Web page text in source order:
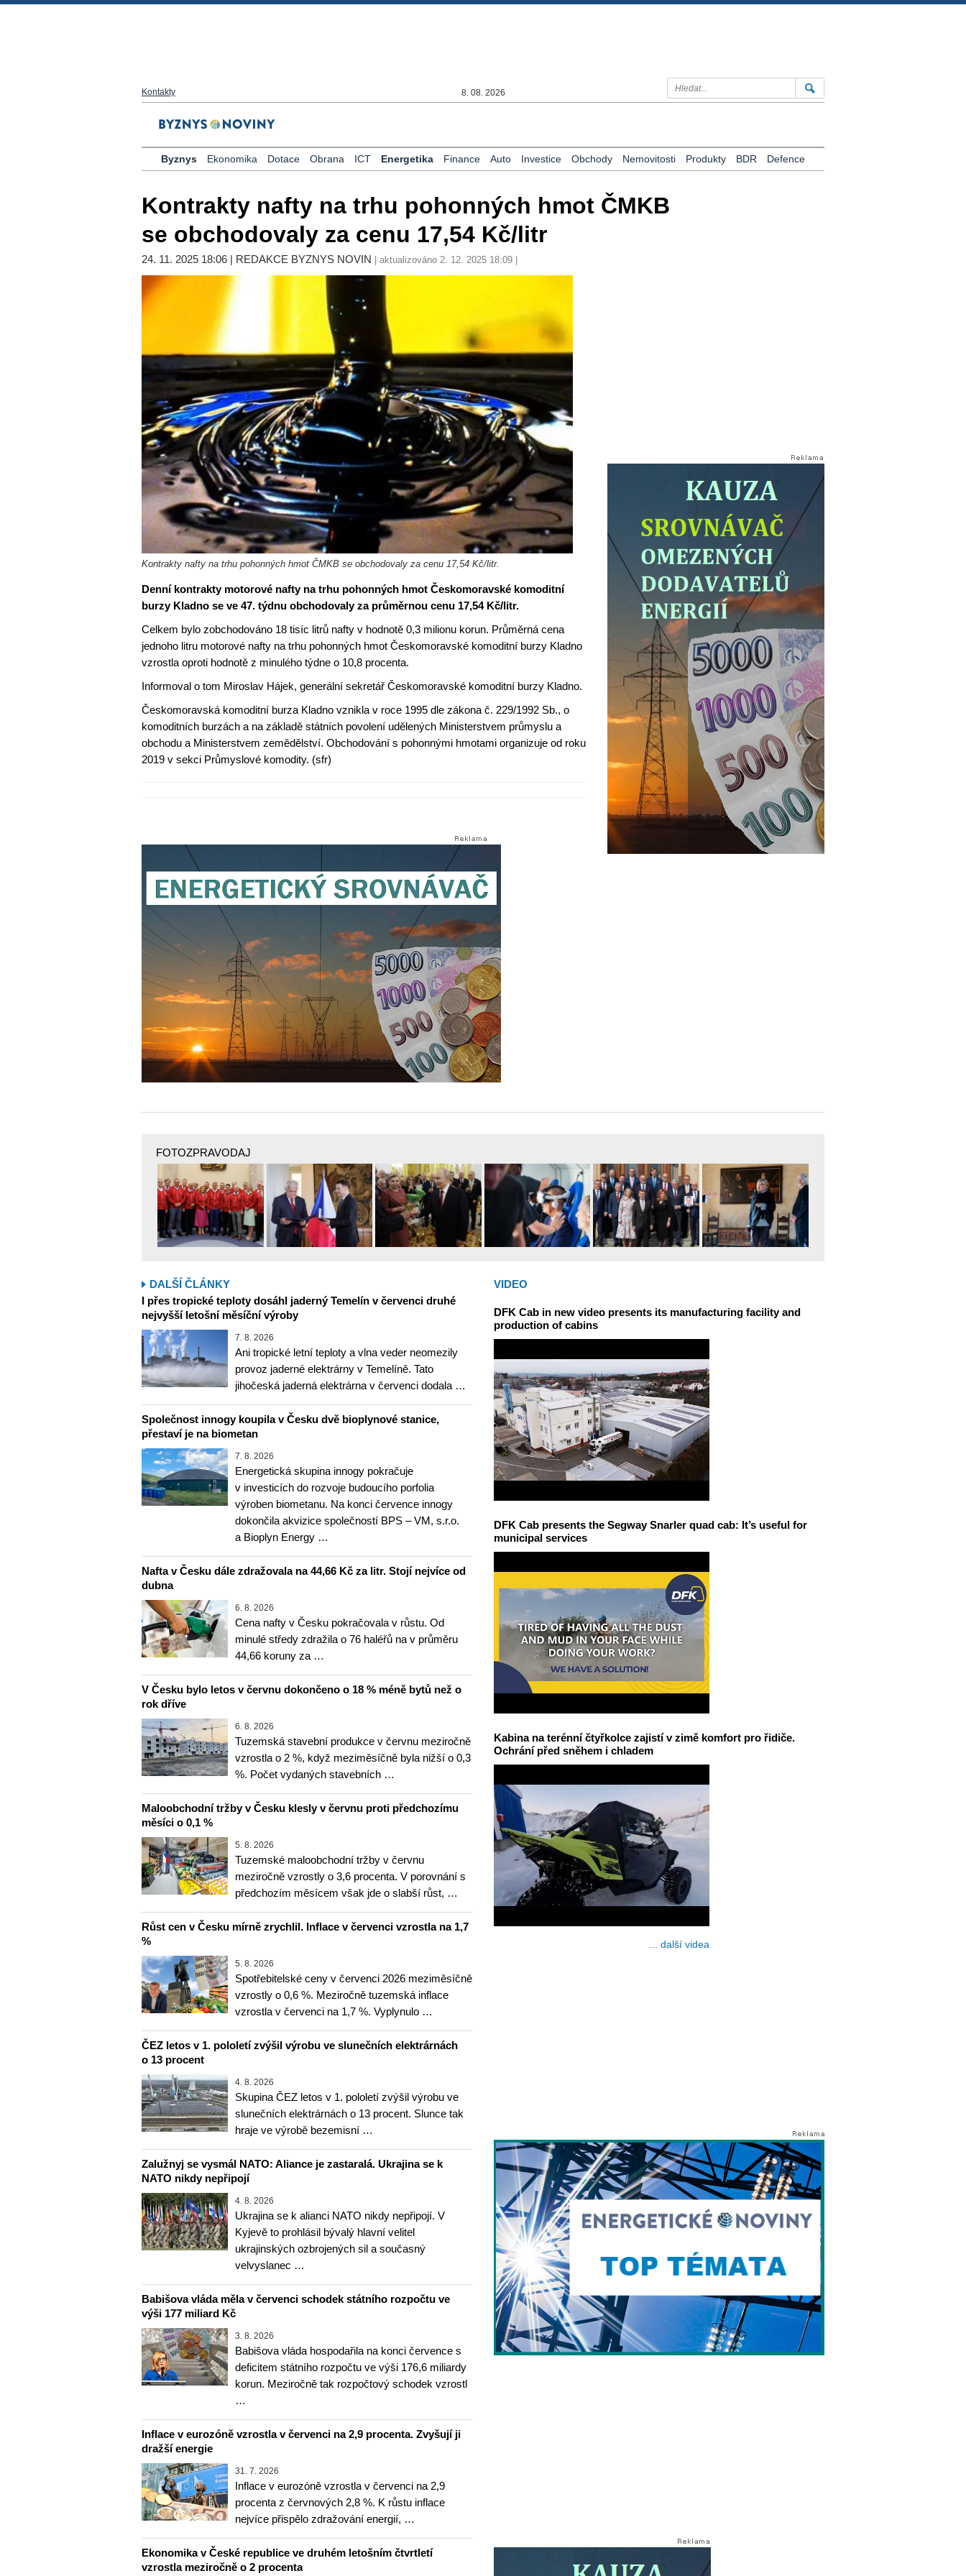
Kontakty 8. 08. 2026
Byznys Ekonomika Dotace Obrana ICT Energetika Finance Auto Investice Obchody Nemovitosti Produkty BDR Defence
Kontrakty nafty na trhu pohonných hmot ČMKB
se obchodovaly za cenu 17,54 Kč/litr
24. 11. 2025 18:06 | REDAKCE BYZNYS NOVIN | aktualizováno 2. 12. 2025 18:09 |
Kontrakty nafty na trhu pohonných hmot ČMKB se obchodovaly za cenu 17,54 Kč/litr.
Denní kontrakty motorové nafty na trhu pohonných hmot Českomoravské komoditní
burzy Kladno se ve 47. týdnu obchodovaly za průměrnou cenu 17,54 Kč/litr.
Celkem bylo zobchodováno 18 tisíc litrů nafty v hodnotě 0,3 milionu korun. Průměrná cena
jednoho litru motorové nafty na trhu pohonných hmot Českomoravské komoditní burzy Kladno
vzrostla oproti hodnotě z minulého týdne o 10,8 procenta.
Informoval o tom Miroslav Hájek, generální sekretář Českomoravské komoditní burzy Kladno.
Českomoravská komoditní burza Kladno vznikla v roce 1995 dle zákona č. 229/1992 Sb., o
komoditních burzách a na základě státních povolení udělených Ministerstvem průmyslu a
obchodu a Ministerstvem zemědělství. Obchodování s pohonnými hmotami organizuje od roku
2019 v sekci Průmyslové komodity. (sfr)
FOTOZPRAVODAJ
DALŠÍ ČLÁNKY
I přes tropické teploty dosáhl jaderný Temelín v červenci druhé
nejvyšší letošní měsíční výroby
7. 8. 2026
Ani tropické letní teploty a vlna veder neomezily
provoz jaderné elektrárny v Temelíně. Tato
jihočeská jaderná elektrárna v červenci dodala …
Společnost innogy koupila v Česku dvě bioplynové stanice,
přestaví je na biometan
7. 8. 2026
Energetická skupina innogy pokračuje
v investicích do rozvoje budoucího porfolia
výroben biometanu. Na konci července innogy
dokončila akvizice společností BPS – VM, s.r.o.
a Bioplyn Energy …
Nafta v Česku dále zdražovala na 44,66 Kč za litr. Stojí nejvíce od
dubna
6. 8. 2026
Cena nafty v Česku pokračovala v růstu. Od
minulé středy zdražila o 76 haléřů na v průměru
44,66 koruny za …
V Česku bylo letos v červnu dokončeno o 18 % méně bytů než o
rok dříve
6. 8. 2026
Tuzemská stavební produkce v červnu meziročně
vzrostla o 2 %, když meziměsíčně byla nižší o 0,3
%. Počet vydaných stavebních …
Maloobchodní tržby v Česku klesly v červnu proti předchozímu
měsíci o 0,1 %
5. 8. 2026
Tuzemské maloobchodní tržby v červnu
meziročně vzrostly o 3,6 procenta. V porovnání s
předchozím měsícem však jde o slabší růst, …
Růst cen v Česku mírně zrychlil. Inflace v červenci vzrostla na 1,7
%
5. 8. 2026
Spotřebitelské ceny v červenci 2026 meziměsíčně
vzrostly o 0,6 %. Meziročně tuzemská inflace
vzrostla v červenci na 1,7 %. Vyplynulo …
ČEZ letos v 1. pololetí zvýšil výrobu ve slunečních elektrárnách
o 13 procent
4. 8. 2026
Skupina ČEZ letos v 1. pololetí zvýšil výrobu ve
slunečních elektrárnách o 13 procent. Slunce tak
hraje ve výrobě bezemisní …
Zalužnyj se vysmál NATO: Aliance je zastaralá. Ukrajina se k
NATO nikdy nepřipojí
4. 8. 2026
Ukrajina se k alianci NATO nikdy nepřipojí. V
Kyjevě to prohlásil bývalý hlavní velitel
ukrajinských ozbrojených sil a současný
velvyslanec …
Babišova vláda měla v červenci schodek státního rozpočtu ve
výši 177 miliard Kč
3. 8. 2026
Babišova vláda hospodařila na konci července s
deficitem státního rozpočtu ve výši 176,6 miliardy
korun. Meziročně tak rozpočtový schodek vzrostl
…
Inflace v eurozóně vzrostla v červenci na 2,9 procenta. Zvyšují ji
dražší energie
31. 7. 2026
Inflace v eurozóně vzrostla v červenci na 2,9
procenta z červnových 2,8 %. K růstu inflace
nejvíce přispělo zdražování energií, …
Ekonomika v České republice ve druhém letošním čtvrtletí
vzrostla meziročně o 2 procenta
VIDEO
DFK Cab in new video presents its manufacturing facility and
production of cabins
DFK Cab presents the Segway Snarler quad cab: It’s useful for
municipal services
Kabina na terénní čtyřkolce zajistí v zimě komfort pro řidiče.
Ochrání před sněhem i chladem
... další videa